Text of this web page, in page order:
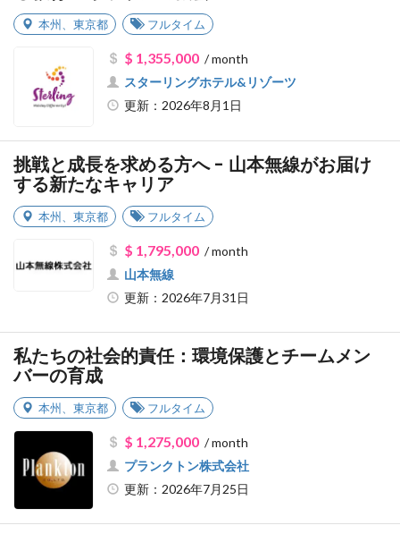
本州 東京都 フルタイム
$ 1,355,000/ month
スターリングホテル&リゾーツ
更新：2026年8月1日
挑戦と成長を求める方へ - 山本無線がお届け
する新たなキャリア
本州 東京都 フルタイム
$ 1,795,000/ month
山本無線
更新：2026年7月31日
私たちの社会的責任：環境保護とチームメン
バーの育成
本州 東京都 フルタイム
$ 1,275,000/ month
プランクトン株式会社
更新：2026年7月25日